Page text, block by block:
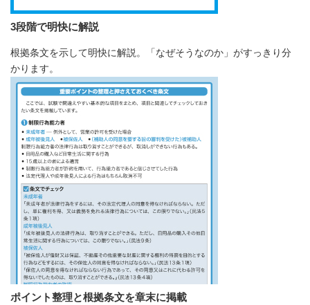
3段階で明快に解説
根拠条文を示して明快に解説。「なぜそうなのか」がすっきり分
かります。
ポイント整理と根拠条文を章末に掲載